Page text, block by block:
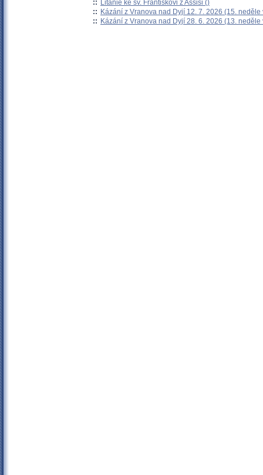
::
Litanie ke sv. Františkovi z Assisi ()
:: Kázání z Vranova nad Dyjí 12. 7. 2026 (15. neděle
:: Kázání z Vranova nad Dyjí 28. 6. 2026 (13. neděle